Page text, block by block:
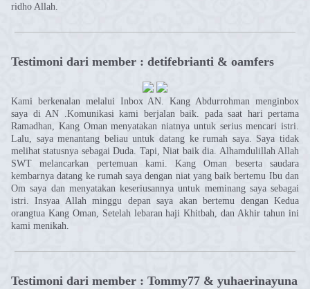
ridho Allah.
Testimoni dari member : detifebrianti & oamfers
Kami berkenalan melalui Inbox AN. Kang Abdurrohman menginbox
saya di AN .Komunikasi kami berjalan baik. pada saat hari pertama
Ramadhan, Kang Oman menyatakan niatnya untuk serius mencari istri.
Lalu, saya menantang beliau untuk datang ke rumah saya. Saya tidak
melihat statusnya sebagai Duda. Tapi, Niat baik dia. Alhamdulillah Allah
SWT melancarkan pertemuan kami. Kang Oman beserta saudara
kembarnya datang ke rumah saya dengan niat yang baik bertemu Ibu dan
Om saya dan menyatakan keseriusannya untuk meminang saya sebagai
istri. Insyaa Allah minggu depan saya akan bertemu dengan Kedua
orangtua Kang Oman, Setelah lebaran haji Khitbah, dan Akhir tahun ini
kami menikah.
Testimoni dari member : Tommy77 & yuhaerinayuna